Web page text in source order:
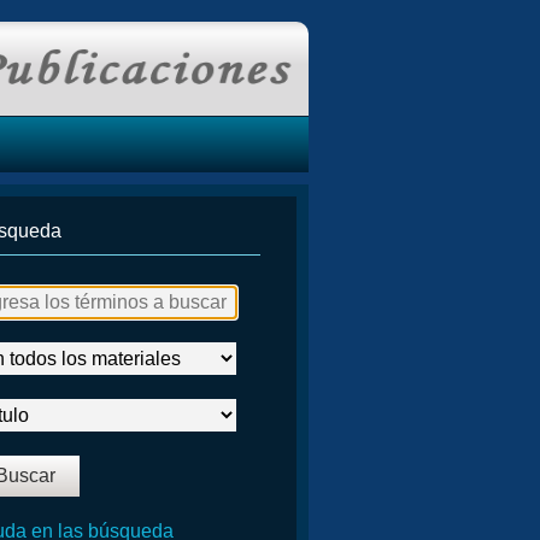
en las búsqueda